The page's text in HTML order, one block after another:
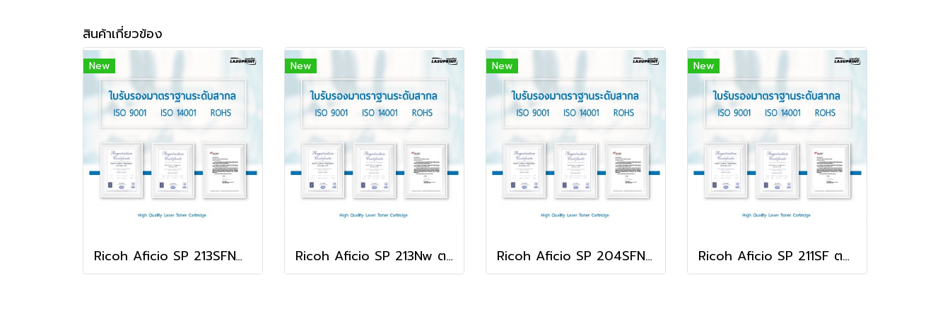
สินค้าเกี่ยวข้อง
New
Ricoh Aficio SP 213SFNw ตลับหมึก คุณภาพดี พิมพ์คมชัด ใช้ได้จริง!
New
Ricoh Aficio SP 213Nw ตลับหมึก คุณภาพดี พิมพ์คมชัด ใช้ได้จริง!
New
Ricoh Aficio SP 204SFN ตลับหมึก คุณภาพดี พิมพ์คมชัด ใช้ได้จริง!
New
Ricoh Aficio SP 211SF ตลับหมึก คุณภาพดี พิมพ์คมชัด ใช้ได้จริง!